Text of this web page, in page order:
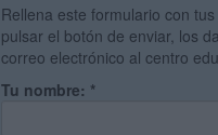
Rellena este formulario con
pulsar el botón de enviar, los
correo electrónico al centro
Tu nombre: *